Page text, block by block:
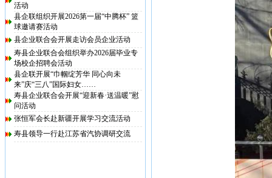
省政府召开专题会议 助力……
六安：精准施策力促工业“……
22/06
安徽出台十条措施保障物流……
26/04
上海安徽经济文化促进会寿……
12/01
寿县企业家联合会第三届会……
张士宏走进央视传播寿县豆……
12/01
寿县文化馆、图书馆喜获最……
活动
县企联组织开展2026第一届“中腾杯” 篮
球邀请赛活动
县企业联合会开展走访会员企业活动
寿县企业联合会组织举办2026届毕业专
场校企招聘会活动
县企联开展“巾帼绽芳华 同心向未
来”庆“三八”国际妇女……
寿县企业联合会开展“迎新春·送温暖”慰
问活动
张恒军会长赴新疆开展学习交流活动
寿县领导一行赴江苏省汽协调研交流